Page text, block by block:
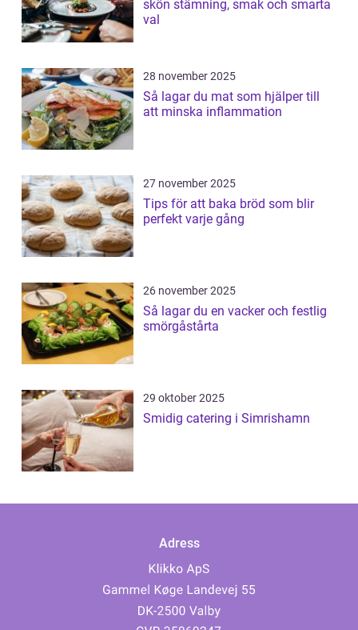
skön stämning, smak och smarta
val
28 november 2025
Så lagar du mat som hjälper till
att minska inflammation
27 november 2025
Tips för att baka bröd som blir
perfekt varje gång
26 november 2025
Så lagar du en vacker och festlig
smörgåstårta
29 oktober 2025
Smidig catering i Simrishamn
Adress